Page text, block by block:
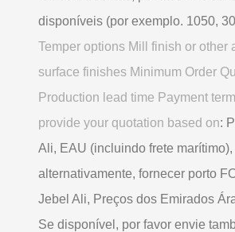
disponíveis (por exemplo. 1050,
Temper options Mill finish or other
surface finishes Minimum Order
Production lead time Payment
provide your quotation based on:
Ali, EAU (incluindo frete marítimo),
alternativamente, fornecer porto
Jebel Ali, Preços dos Emirados
Se disponível, por favor envie